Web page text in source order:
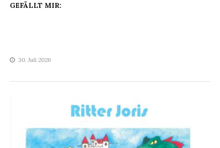
GEFÄLLT MIR:
30. Juli 2026